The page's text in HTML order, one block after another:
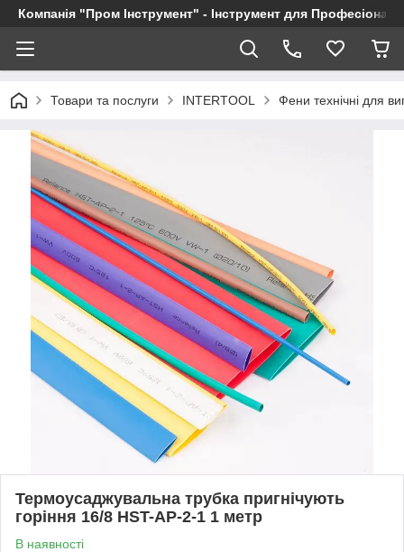
Компанія "Пром Інструмент" - Інструмент для
Товари та послуги INTERTOOL Фени технічні для
Термоусаджувальна трубка пригнічують
горіння 16/8 HST-AP-2-1 1 метр
В наявності